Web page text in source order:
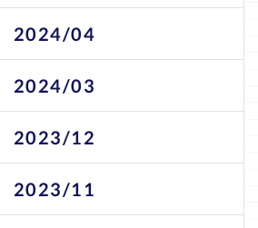
2024/04
2024/03
2023/12
2023/11